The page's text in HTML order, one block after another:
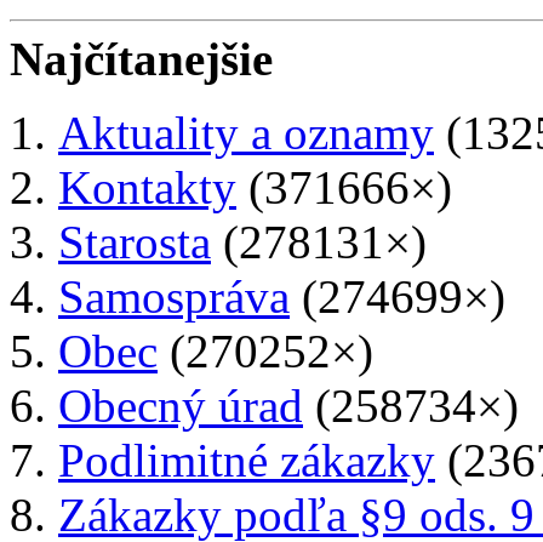
Najčítanejšie
Aktuality a oznamy
Kontakty (371666×)
Starosta (278131×)
Samospráva (274699×)
Obec (270252×)
Obecný úrad (258734×)
Podlimitné zákazky
Zákazky podľa §9 ods.